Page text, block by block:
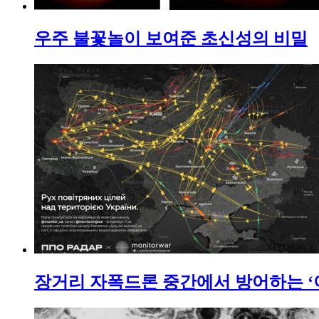
우주 불꽃놀이 보여준 초신성의 비밀
장거리 자폭드론 중간에서 방어하는 ‘